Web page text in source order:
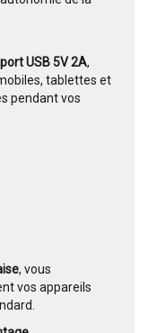
port USB 5V 2A,
tablettes et
pendant vos
, vous
vos appareils